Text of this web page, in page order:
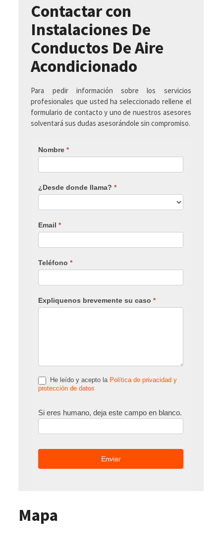
Contactar con
Instalaciones De
Conductos De Aire
Acondicionado
Para pedir información sobre los servicios
profesionales que usted ha seleccionado rellene el
formulario de contacto y uno de nuestros asesores
solventará sus dudas asesorándole sin compromiso.
Nombre*
¿Desde donde llama?*
Email*
Teléfono*
Expliquenos brevemente su caso*
He leído y acepto la Política de privacidad y
protección de datos
Si eres humano, deja este campo en blanco.
Mapa